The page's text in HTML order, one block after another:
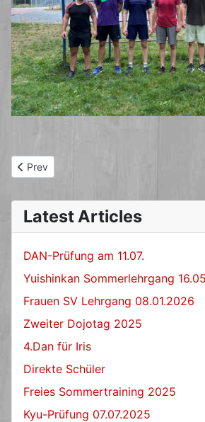
Previous article: 4.Dan für Iris
Prev
Latest Articles
DAN-Prüfung am 11.07.
Yuishinkan Sommerlehrgang
Frauen SV Lehrgang 08.01.2026
Zweiter Dojotag 2025
4.Dan für Iris
Direkte Schüler
Freies Sommertraining 2025
Kyu-Prüfung 07.07.2025